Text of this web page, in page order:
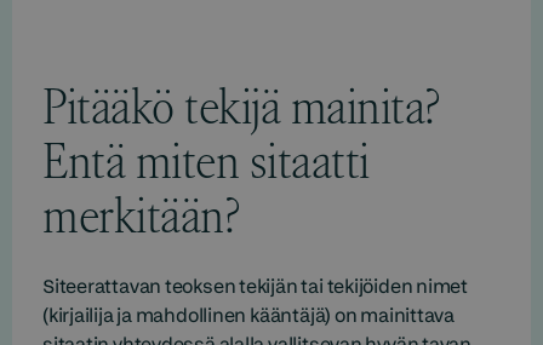
Pitääkö tekijä mainita?
Entä miten sitaatti
merkitään?
Siteerattavan teoksen tekijän tai tekijöiden nimet
(kirjailija ja mahdollinen kääntäjä) on mainittava